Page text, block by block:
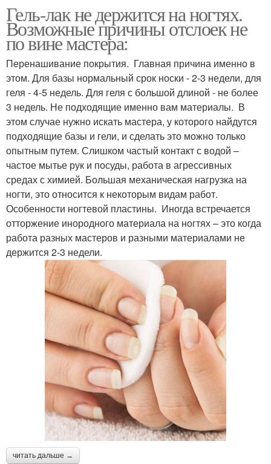
Гель-лак не держится на ногтях.
Возможные причины отслоек не
по вине мастера:
Перенашивание покрытия. Главная причина именно в
этом. Для базы нормальный срок носки - 2-3 недели, для
геля - 4-5 недель. Для геля с большой длиной - не более
3 недель. Не подходящие именно вам материалы. В
этом случае нужно искать мастера, у которого найдутся
подходящие базы и гели, и сделать это можно только
опытным путем. Слишком частый контакт с водой –
частое мытье рук и посуды, работа в агрессивных
средах с химией. Большая механическая нагрузка на
ногти, это относится к некоторым видам работ.
Особенности ногтевой пластины. Иногда встречается
отторжение инородного материала на ногтях – это когда
работа разных мастеров и разными материалами не
держится 2-3 недели.
читать дальше →